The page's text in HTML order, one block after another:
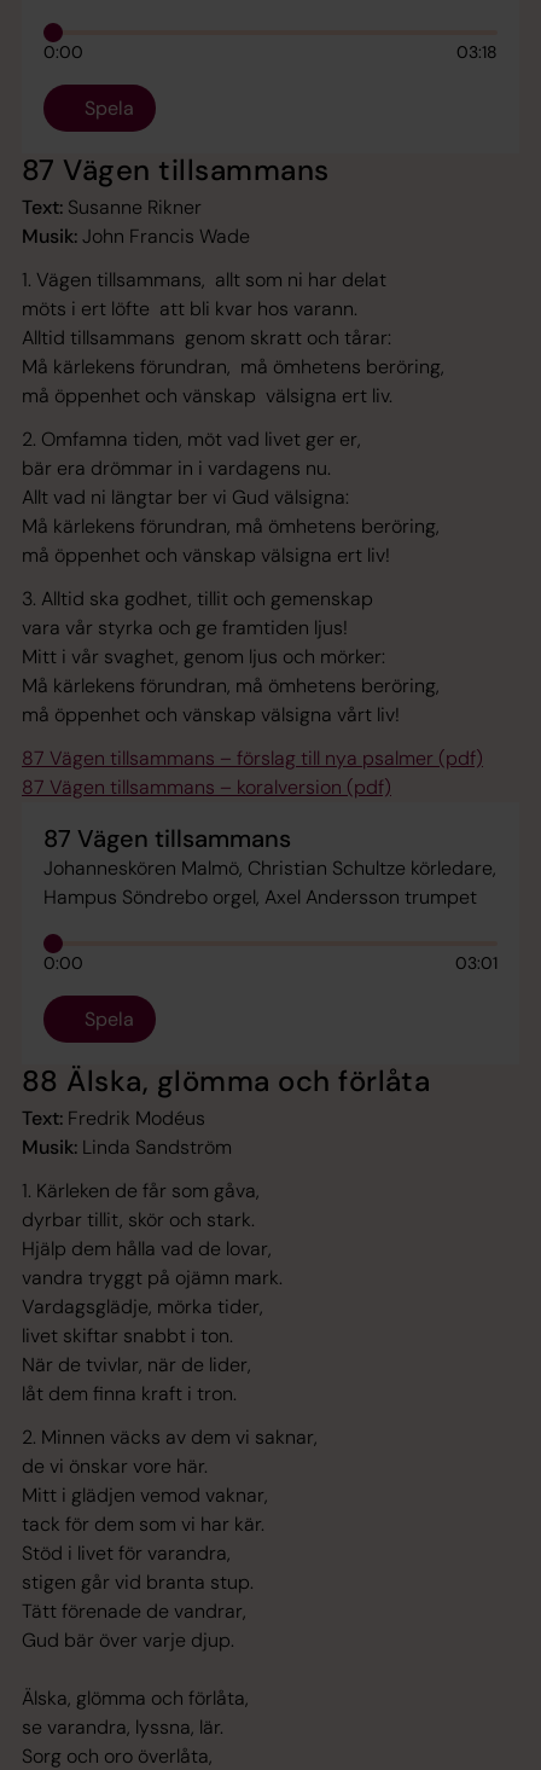
0:00 03:18
Spela
87 Vägen tillsammans
Text: Susanne Rikner
Musik:John Francis Wade
1. Vägen tillsammans, allt som ni har delat
möts i ert löfte att bli kvar hos varann.
Alltid tillsammans genom skratt och tårar:
Må kärlekens förundran, må ömhetens beröring,
må öppenhet och vänskap välsigna ert liv.
2. Omfamna tiden, möt vad livet ger er,
bär era drömmar in i vardagens nu.
Allt vad ni längtar ber vi Gud välsigna:
Må kärlekens förundran, må ömhetens beröring,
må öppenhet och vänskap välsigna ert liv!
3. Alltid ska godhet, tillit och gemenskap
vara vår styrka och ge framtiden ljus!
Mitt i vår svaghet, genom ljus och mörker:
Må kärlekens förundran, må ömhetens beröring,
må öppenhet och vänskap välsigna vårt liv!
87 Vägen tillsammans – förslag till nya psalmer (pdf)
87 Vägen tillsammans – koralversion (pdf)
87 Vägen tillsammans
Johanneskören Malmö, Christian Schultze körledare,
Hampus Söndrebo orgel, Axel Andersson trumpet
0:00 03:01
Spela
88 Älska, glömma och förlåta
Text: Fredrik Modéus
Musik: Linda Sandström
1. Kärleken de får som gåva,
dyrbar tillit, skör och stark.
Hjälp dem hålla vad de lovar,
vandra tryggt på ojämn mark.
Vardagsglädje, mörka tider,
livet skiftar snabbt i ton.
När de tvivlar, när de lider,
låt dem finna kraft i tron.
2. Minnen väcks av dem vi saknar,
de vi önskar vore här.
Mitt i glädjen vemod vaknar,
tack för dem som vi har kär.
Stöd i livet för varandra,
stigen går vid branta stup.
Tätt förenade de vandrar,
Gud bär över varje djup.
Älska, glömma och förlåta,
se varandra, lyssna, lär.
Sorg och oro överlåta,